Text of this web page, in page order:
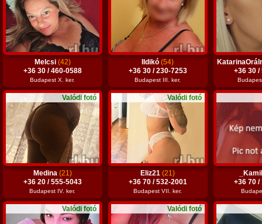
Melcsi (42)
+36 30 / 460-0588
Budapest X. ker.
Ildikó(54)
+36 30 / 230-7253
Budapest III. ker.
+36 30 /
Valódi fotó
Medina (21)
+36 20 / 555-5043
Budapest IV. ker.
Valódi fotó
Eliz21(21)
+36 70 / 532-2001
Budapest VII. ker.
+36 70 /
Valódi fotó Valódi fotó